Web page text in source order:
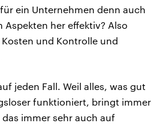
ein Unternehmen denn auch
her effektiv? Also
und Kontrolle und
jeden Fall. Weil alles, was gut
funktioniert, bringt immer
immer sehr auch auf